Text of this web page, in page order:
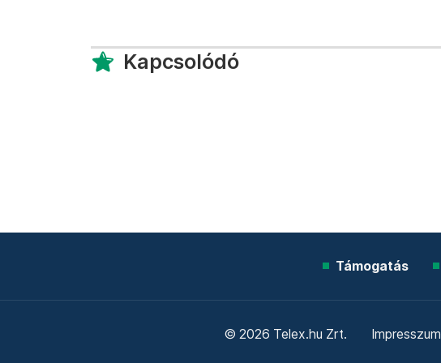
Kapcsolódó
Támogatás
© 2026 Telex.hu Zrt. Impresszum